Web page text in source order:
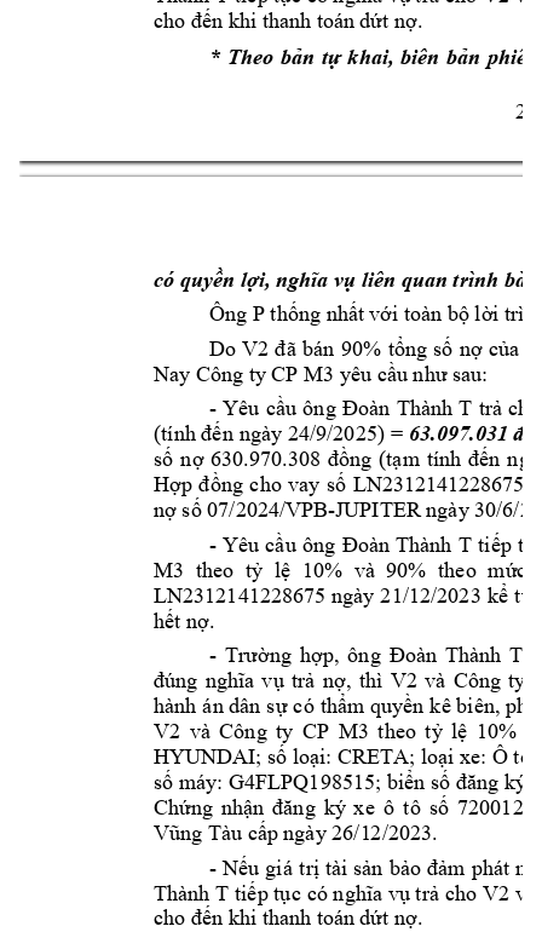
2
cho đến khi thanh toán dứt nợ.
* Theo bản tự khai, biên bản phiên
có quyền lợi, nghĩa vụ liên quan trình
Ông P thống nhất với toàn bộ lời
Do V2 đã bán 90% tổng số nợ của
Nay Công ty CP M3 yêu cầu như sau:
- Yêu cầu ông Đoàn Thành T trả
(tính đến ngày 24/9/2025) = 63.097.031
số nợ 630.970.308 đồng (tạm tính đến
Hợp đồng cho vay số LN2312141228675
nợ số 07/2024/VPB-JUPITER ngày 30/6/
- Yêu cầu ông Đoàn Thành T tiếp
M3 theo tỷ lệ 10% và 90% theo mức
LN2312141228675 ngày 21/12/2023 kể từ
hết nợ.
- Trường hợp, ông Đoàn Thành T
đúng nghĩa vụ trả nợ, thì V2 và Công ty
hành án dân sự có thẩm quyền kê biên,
V2 và Công ty CP M3 theo tỷ lệ 10%
HYUNDAI; số loại: CRETA; loại xe: Ô tô
số máy: G4FLPQ198515; biển số đăng ký:
Chứng nhận đăng ký xe ô tô số 7200
Vũng Tàu cấp ngày 26/12/2023.
- Nếu giá trị tài sản bảo đảm phát
Thành T tiếp tục có nghĩa vụ trả cho V2
cho đến khi thanh toán dứt nợ.